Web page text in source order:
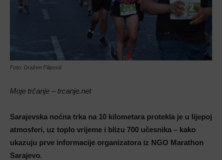
Foto: Dražen Filipović
Moje trčanje – trcanje.net
Sarajevska noćna trka na 10 kilometara protekla je u lijepoj
atmosferi, uz toplo vrijeme i blizu 700 učesnika – kako
ukazuju prve informacije organizatora iz NGO Marathon
Sarajevo.